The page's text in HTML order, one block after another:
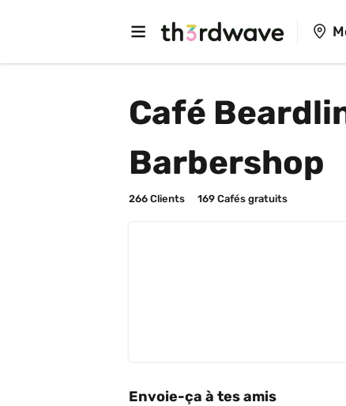
Café
Barbershop
266 Clients 169 Cafés gratuits
Envoie-ça à tes amis